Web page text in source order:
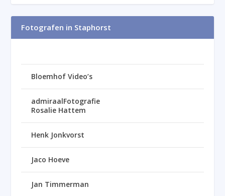
Fotografen in Staphorst
Bloemhof Video’s
admiraalFotografie
Rosalie Hattem
Henk Jonkvorst
Jaco Hoeve
Jan Timmerman